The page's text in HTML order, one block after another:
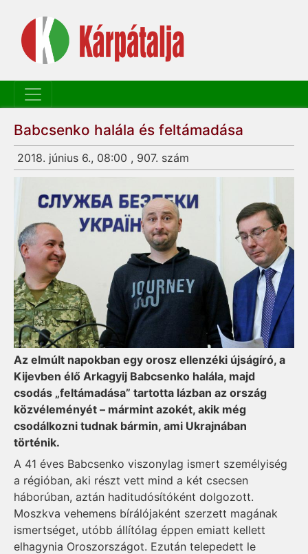
Babcsenko halála és feltámadása
2018. június 6., 08:00 , 907. szám
Az elmúlt napokban egy orosz ellenzéki újságíró, a
Kijevben élő Arkagyij Babcsenko halála, majd
csodás „feltámadása” tartotta lázban az ország
közvéleményét – mármint azokét, akik még
csodálkozni tudnak bármin, ami Ukrajnában
történik.
A 41 éves Babcsenko viszonylag ismert személyiség
a régióban, aki részt vett mind a két csecsen
háborúban, aztán haditudósítóként dolgozott.
Moszkva vehemens bírálójaként szerzett magának
ismertséget, utóbb állítólag éppen emiatt kellett
elhagynia Oroszországot. Ezután telepedett le